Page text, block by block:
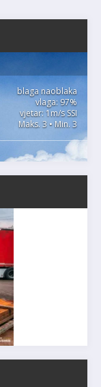
blaga naoblaka
vlaga: 97%
vjetar: 1m/s SSI
Maks. 3 • Min. 3